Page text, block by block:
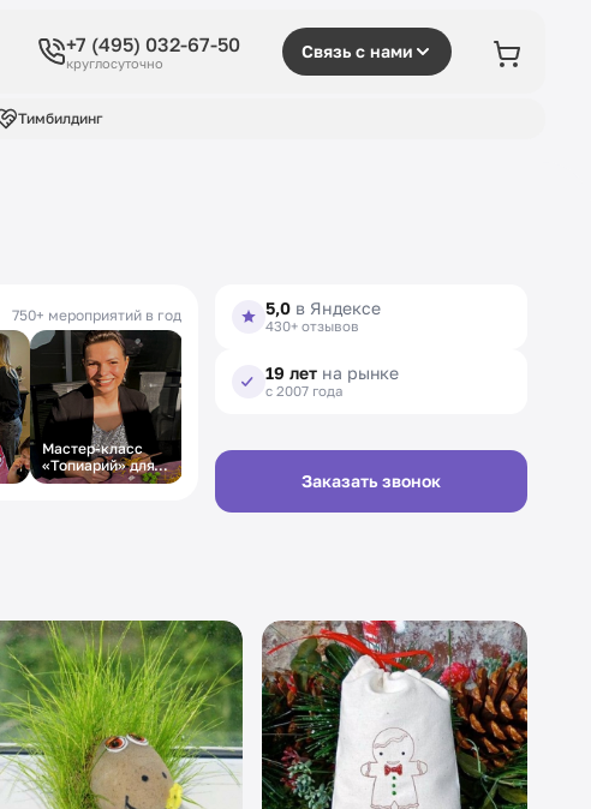
+7 (495) 032-67-50
круглосуточно
Связь с нами
Тимбилдинг
750+ мероприятий в год
Мастер-класс
«Топиарий» для
женщин
5,0 в Яндексе
430+ отзывов
19 лет на рынке
с 2007 года
Заказать звонок